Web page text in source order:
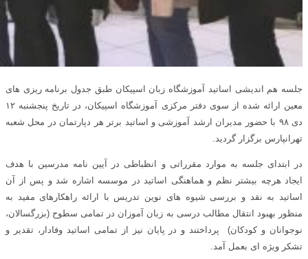
جلسه هم اندیشی اساتید آموزشگاه زبان اسپیکان طبق جدول برنامه ریزی های
معین ارائه شده از سوی دفتر مرکزی آموزشگاه اسپیکان، در تاریخ پنجشنبه ۱۲
دی ۹۸ با حضور مدیران ارشد آموزشی و اساتید برتر هر دپارتمان در محل شعبه
تهرانپارس برگزار گردید.
در ابتدای جلسه به موارد مقرراتی و انظباطی در آیین نامه مدرسین با هدف
ایجاد هرچه بیشتر نظم و هماهنگی اساتید در موسسه اشاره شد و پس از آن
اساتید به نقد و بررسی شیوه های نوین تدریس با ارائه راهکارهای مفید به
منظور بهبود انتقال مطالب درسی به زبان آموزان در تمامی سطوح (بزرگسالان،
نوجوانان و کودکان) پرداختند و در پایان نیز از تمامی اساتید وفادار، تقدیر و
تشکر ویژه ای بعمل آمد.